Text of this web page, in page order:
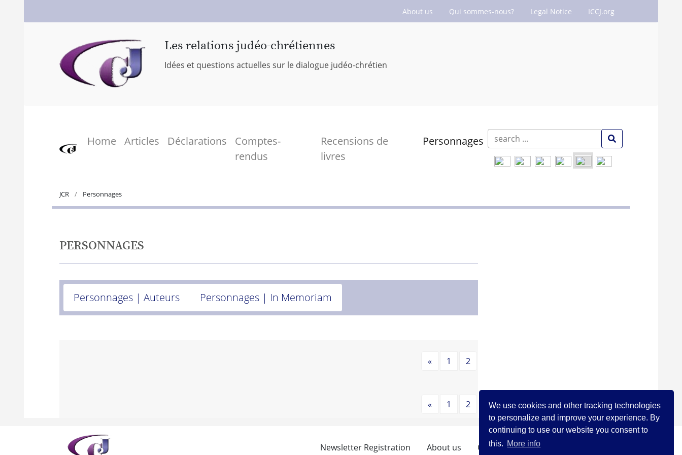
We use cookies and other tracking technologies
to personalize and improve your experience. By
continuing to use our website you consent to
this. More info
About us Qui sommes-nous? Legal Notice ICCJ.org
Les relations judéo-chrétiennes
Idées et questions actuelles sur le dialogue judéo-chrétien
Home Articles Déclarations
Comptes-
rendus
Recensions de
livres
Personnages
JCR Personnages
PERSONNAGES
Personnages | Auteurs Personnages | In Memoriam
« Précédent
1 2
« Précédent
1 2
Newsletter Registration About us Qui sommes-nous?